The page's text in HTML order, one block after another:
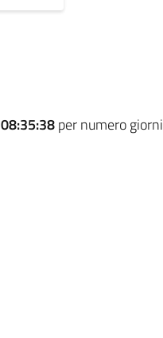
08:35:38per numero giorni